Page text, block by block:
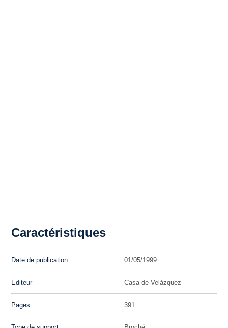
Caractéristiques
Date de publication 01/05/1999
Editeur Casa de Velázquez
Pages 391